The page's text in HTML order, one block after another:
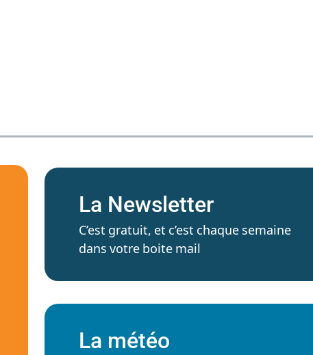
La Newsletter
C’est gratuit, et c’est chaque semaine
dans votre boite mail
La météo